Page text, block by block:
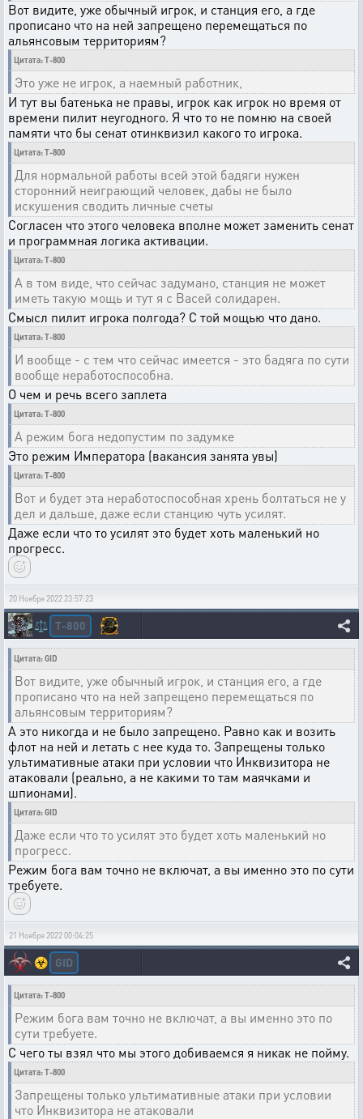
Вот видите, уже обычный игрок, и станция его, а где
прописано что на ней запрещено перемещаться по
альянсовым территориям?
Цитата: T-800
Это уже не игрок, а наемный работник,
И тут вы батенька не правы, игрок как игрок но время от
времени пилит неугодного. Я что то не помню на своей
памяти что бы сенат отинквизил какого то игрока.
Цитата: T-800
Для нормальной работы всей этой бадяги нужен
сторонний неиграющий человек, дабы не было
искушения сводить личные счеты
Согласен что этого человека вполне может заменить сенат
и программная логика активации.
Цитата: T-800
А в том виде, что сейчас задумано, станция не может
иметь такую мощь и тут я с Васей солидарен.
Смысл пилит игрока полгода? С той мощью что дано.
Цитата: T-800
И вообще - с тем что сейчас имеется - это бадяга по сути
вообще неработоспособна.
О чем и речь всего заплета
Цитата: T-800
А режим бога недопустим по задумке
Это режим Императора (вакансия занята увы)
Цитата: T-800
Вот и будет эта неработоспособная хрень болтаться не у
дел и дальше, даже если станцию чуть усилят.
Даже если что то усилят это будет хоть маленький но
прогресс.
20 Ноября 2022 23:57:23
⚖️ T-800
Цитата: GID
Вот видите, уже обычный игрок, и станция его, а где
прописано что на ней запрещено перемещаться по
альянсовым территориям?
А это никогда и не было запрещено. Равно как и возить
флот на ней и летать с нее куда то. Запрещены только
ультимативные атаки при условии что Инквизитора не
атаковали (реально, а не какими то там маячками и
шпионами).
Цитата: GID
Даже если что то усилят это будет хоть маленький но
прогресс.
Режим бога вам точно не включат, а вы именно это по сути
требуете.
21 Ноября 2022 00:04:25
☣️ GID
Цитата: T-800
Режим бога вам точно не включат, а вы именно это по
сути требуете.
С чего ты взял что мы этого добиваемся я никак не пойму.
Цитата: T-800
Запрещены только ультимативные атаки при условии
что Инквизитора не атаковали